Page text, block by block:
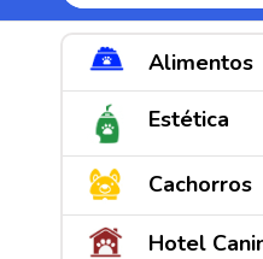
Alimentos
Estética
Cachorros
Hotel